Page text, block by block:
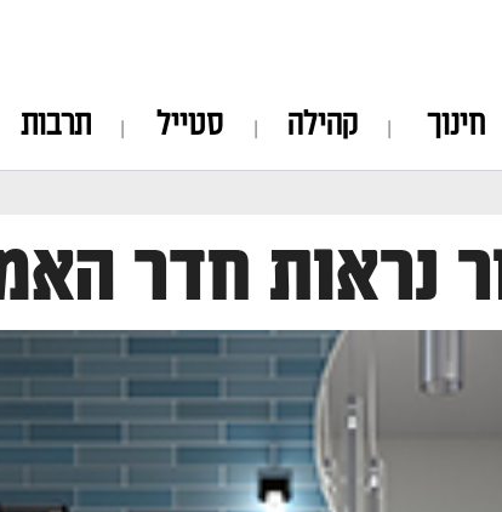
חינוך קהילה סטייל תרבות
נראות חדר